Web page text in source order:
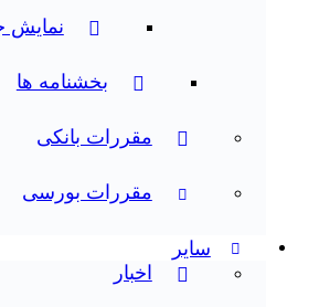
نمایش
بخشنامه ها
مقررات بانکی
مقررات بورسی
سایر
اخبار